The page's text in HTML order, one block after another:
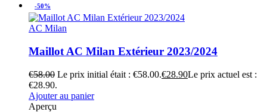
-50%
AC Milan
Maillot AC Milan Extérieur 2023/2024
€58.00 Le prix initial était : €58.00.€28.90Le prix actuel est :
€28.90.
Ajouter au panier
Aperçu